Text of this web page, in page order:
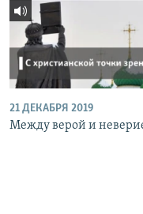
21 ДЕКАБРЯ 2019
Между верой и